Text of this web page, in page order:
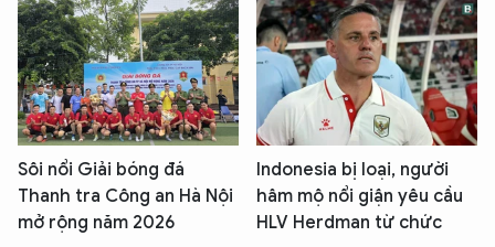
Sôi nổi Giải bóng đá
Thanh tra Công an Hà Nội
mở rộng năm 2026
Indonesia bị loại, người
hâm mộ nổi giận yêu cầu
HLV Herdman từ chức